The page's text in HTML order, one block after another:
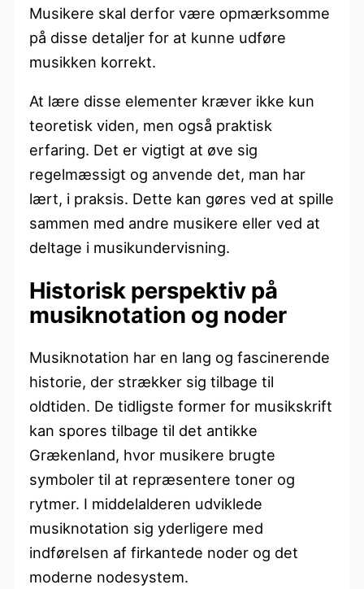
Musikere skal derfor være opmærksomme
på disse detaljer for at kunne udføre
musikken korrekt.
At lære disse elementer kræver ikke kun
teoretisk viden, men også praktisk
erfaring. Det er vigtigt at øve sig
regelmæssigt og anvende det, man har
lært, i praksis. Dette kan gøres ved at spille
sammen med andre musikere eller ved at
deltage i musikundervisning.
Historisk perspektiv på
musiknotation og noder
Musiknotation har en lang og fascinerende
historie, der strækker sig tilbage til
oldtiden. De tidligste former for musikskrift
kan spores tilbage til det antikke
Grækenland, hvor musikere brugte
symboler til at repræsentere toner og
rytmer. I middelalderen udviklede
musiknotation sig yderligere med
indførelsen af firkantede noder og det
moderne nodesystem.